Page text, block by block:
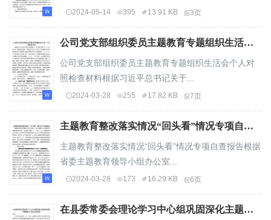
2024-05-14 395 13.91 KB 3页
公司党支部组织委员主题教育专题组织生活会个人对照检查材料
公司党支部组织委员主题教育专题组织生活会个人对
照检查材料根据习近平总书记关于...
2024-03-28 255 17.82 KB 7页
主题教育整改落实情况“回头看”情况专项自查报告
主题教育整改落实情况“回头看”情况专项自查报告根据
省委主题教育领导小组办公室...
2024-03-28 173 16.29 KB 6页
在县委常委会理论学习中心组巩固深化主题教育成果专题研讨交流会上的发言